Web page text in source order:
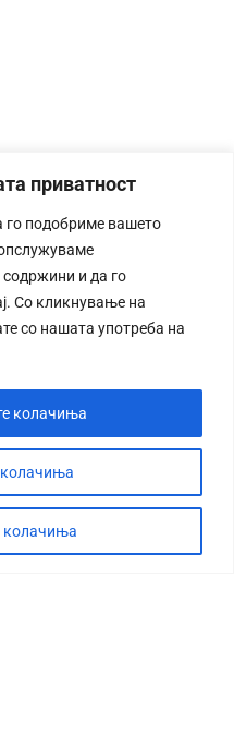
приватност
го подобриме вашето
и да го
Со кликнување на
со нашата употреба на
колачиња
колачиња